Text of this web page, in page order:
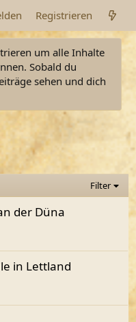
Registrieren
um alle Inhalte
Sobald du
sehen und dich
Filter
der Düna
in Lettland